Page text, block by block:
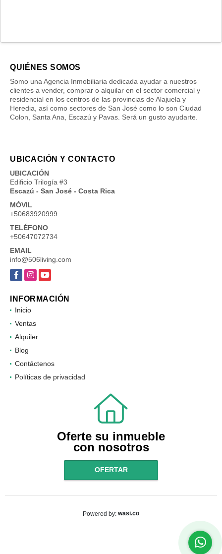
QUIÉNES SOMOS
Somo una Agencia Inmobiliaria dedicada ayudar a nuestros
clientes a vender, comprar o alquilar en el sector comercial y
residencial en los centros de las provincias de Alajuela y
Heredia, así como sectores de San José como lo son Ciudad
Colon, Santa Ana, Escazú y Pavas. Será un gusto ayudarte.
UBICACIÓN Y CONTACTO
UBICACIÓN
Edificio Trilogía #3
Escazú - San José - Costa Rica
MÓVIL
+50683920999
TELÉFONO
+50647072734
EMAIL
info@506living.com
Facebook
InstagramYouTube
INFORMACIÓN
Inicio
Ventas
Alquiler
Blog
Contáctenos
Políticas de privacidad
Oferte su inmueble
con nosotros
OFERTAR
Powered by: wasi.co